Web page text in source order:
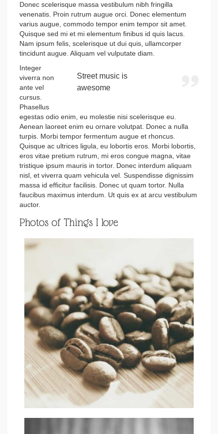
Donec scelerisque massa vestibulum nibh fringilla
venenatis. Proin rutrum augue orci. Donec elementum
varius augue, commodo tempor enim tempor sit amet.
Quisque sed mi et mi elementum finibus id quis lacus.
Nam ipsum felis, scelerisque ut dui quis, ullamcorper
tincidunt augue. Aliquam vel vulputate diam.
Street music is
awesome
Integer
viverra non
ante vel
cursus.
Phasellus
egestas odio enim, eu molestie nisi scelerisque eu.
Aenean laoreet enim eu ornare volutpat. Donec a nulla
turpis. Morbi tempor fermentum augue et rhoncus.
Quisque ac ultrices ligula, eu lobortis eros. Morbi lobortis,
eros vitae pretium rutrum, mi eros congue magna, vitae
tristique ipsum mauris in tortor. Donec interdum aliquam
nisl, et viverra quam vehicula vel. Suspendisse dignissim
massa id efficitur facilisis. Donec ut quam tortor. Nulla
faucibus maximus interdum. Ut quis ex at arcu vestibulum
auctor.
Photos of Things I love